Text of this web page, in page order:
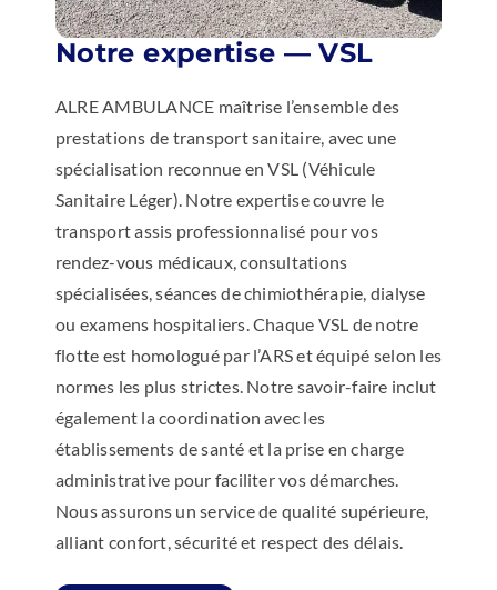
Notre expertise — VSL
ALRE AMBULANCE maîtrise l’ensemble des
prestations de transport sanitaire, avec une
spécialisation reconnue en VSL (Véhicule
Sanitaire Léger). Notre expertise couvre le
transport assis professionnalisé pour vos
rendez-vous médicaux, consultations
spécialisées, séances de chimiothérapie, dialyse
ou examens hospitaliers. Chaque VSL de notre
flotte est homologué par l’ARS et équipé selon les
normes les plus strictes. Notre savoir-faire inclut
également la coordination avec les
établissements de santé et la prise en charge
administrative pour faciliter vos démarches.
Nous assurons un service de qualité supérieure,
alliant confort, sécurité et respect des délais.